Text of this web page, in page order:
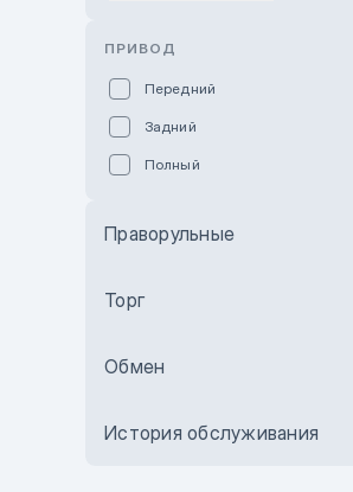
Бежевый
Комбинированный
ПРИВОД
Передний
Задний
Полный
Праворульные
Торг
Обмен
История обслуживания